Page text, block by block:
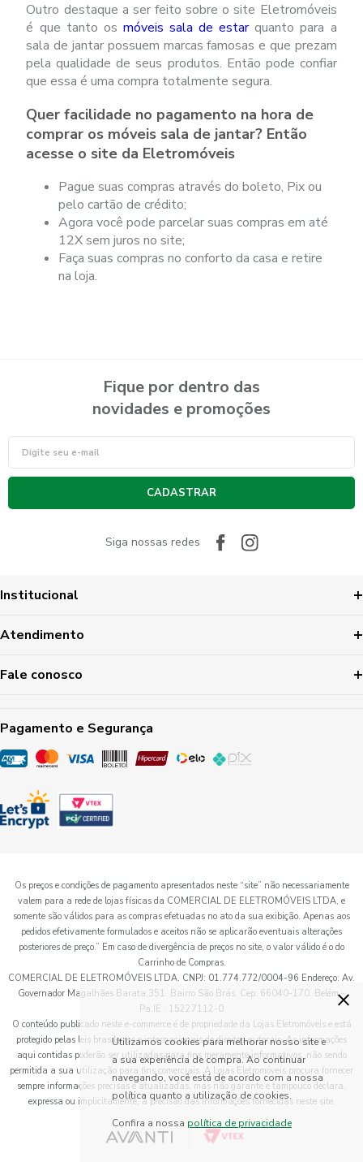
Outro destaque a ser feito sobre o site Eletromóveis
é que tanto os móveis sala de estarquanto para a
sala de jantar possuem marcas famosas e que prezam
pela qualidade de seus produtos. Então pode confiar
que essa é uma compra totalmente segura.
Quer facilidade no pagamento na hora de
comprar os móveis sala de jantar? Então
acesse o site da Eletromóveis
Pague suas compras através do boleto, Pix ou
pelo cartão de crédito;
Agora você pode parcelar suas compras em até
12X sem juros no site;
Faça suas compras no conforto da casa e retire
na loja.
Fique por dentro das
novidades e promoções
CADASTRAR
Siga nossas redes
Institucional
Atendimento
Fale conosco
Pagamento e Segurança
Os preços e condições de pagamento apresentados neste “site” não necessariamente
valem para a rede de lojas físicas da COMERCIAL DE ELETROMÓVEIS LTDA, e
somente são válidos para as compras efetuadas no ato da sua exibição. Apenas aos
pedidos efetivamente formulados e aceitos não se aplicarão eventuais alterações
posteriores de preço.” Em caso de divergência de preços no site, o valor válido é o do
Carrinho de Compras.
COMERCIAL DE ELETROMÓVEIS LTDA. CNPJ: 01.774.772/0004-96 Endereço: Av.
Governador Magalhães Barata,351. Bairro São Brás. Cep: 66040-170. Belém -
Pa.IE : 15227112-0
O conteúdo publicado neste e-commerce é de propriedade da Lojas Eletromóveis e está
protegido pelas leis brasileiras e internacionais de direitos autorais. As informações
aqui contidas poderão ser utilizadas para fins meramente informativos, não sendo
permitida a sua utilização para fins comerciais. A Lojas Eletromóveis procura fornecer
sempre informações precisas e atualizadas, mas não garante e tampouco declara,
expressa ou implicitamente, a precisão das informações fornecidas neste site.
×
Utilizamos cookies para melhorar nosso site e
a sua experiência de compra. Ao continuar
navegando, você está de acordo com a nossa
política quanto a utilização de cookies.
Confira a nossa política de privacidade